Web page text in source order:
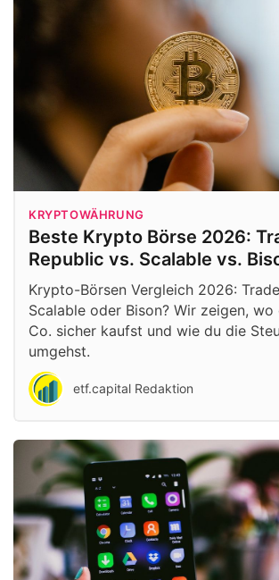
KRYPTOWÄHRUNG
Beste Krypto Börse 2026:
Republic vs. Scalable vs.
Krypto-Börsen Vergleich 2026:
Scalable oder Bison? Wir zeigen,
Co. sicher kaufst und wie du die
umgehst.
etf.capital Redaktion